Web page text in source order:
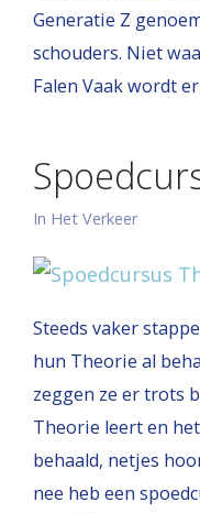
Generatie Z
schouders. Niet
Falen Vaak wordt
In Het Verkeer
Steeds vaker
hun Theorie al
zeggen ze er trots
Theorie leert en
behaald, netjes
nee heb een